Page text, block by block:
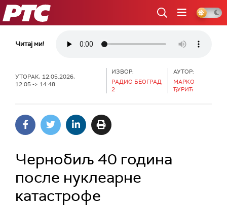
РТС
Читај ми!
УТОРАК, 12.05.2026,
12:05 -> 14:48
ИЗВОР:
РАДИО БЕОГРАД
2
АУТОР:
МАРКО
ЂУРИЋ
Чернобиљ 40 година
после нуклеарне
катастрофе